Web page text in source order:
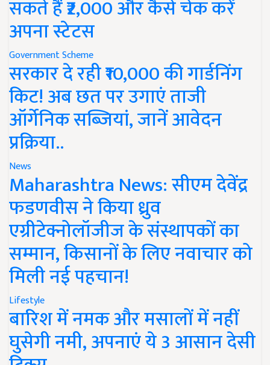
सकते हैं ₹2,000 और कैसे चेक करें
अपना स्टेटस
Government Scheme
सरकार दे रही ₹10,000 की गार्डनिंग
किट! अब छत पर उगाएं ताजी
ऑर्गेनिक सब्जियां, जानें आवेदन
प्रक्रिया..
News
Maharashtra News: सीएम देवेंद्र
फडणवीस ने किया ध्रुव
एग्रीटेक्नोलॉजीज के संस्थापकों का
सम्मान, किसानों के लिए नवाचार को
मिली नई पहचान!
Lifestyle
बारिश में नमक और मसालों में नहीं
घुसेगी नमी, अपनाएं ये 3 आसान देसी